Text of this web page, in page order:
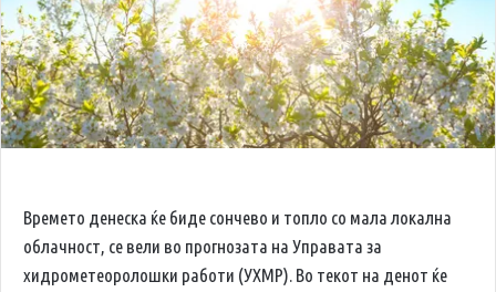
Времето денеска ќе биде сончево и топло со мала локална
облачност, се вели во прогнозата на Управата за
хидрометеоролошки работи (УХМР). Во текот на денот ќе